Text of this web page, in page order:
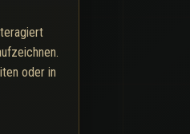
oder in